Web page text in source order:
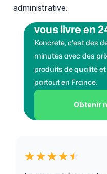
administrative.
vous livre en
Koncrete, c'est des
minutes avec des
produits de qualité
partout en France.
Obtenir